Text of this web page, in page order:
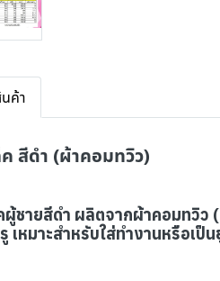
ค้า
สีดำ (ผ้าคอมทวิว)
ผู้ชายสีดำ ผลิตจากผ้าคอมทวิว
เหมาะสำหรับใส่ทำงานหรือ